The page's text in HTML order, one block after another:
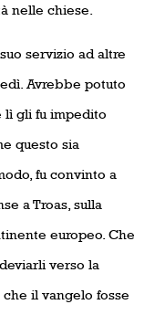
nelle chiese.
servizio ad altre
Avrebbe potuto
lì gli fu impedito
questo sia
fu convinto a
a Troas, sulla
europeo. Che
verso la
il vangelo fosse